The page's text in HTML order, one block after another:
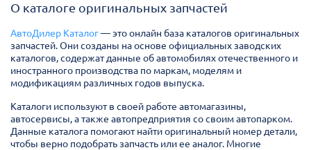
О каталоге оригинальных запчастей
АвтоДилер Каталог— это онлайн база каталогов оригинальных
запчастей. Они созданы на основе официальных заводских
каталогов, содержат данные об автомобилях отечественного и
иностранного производства по маркам, моделям и
модификациям различных годов выпуска.
Каталоги используют в своей работе автомагазины,
автосервисы, а также автопредприятия со своим автопарком.
Данные каталога помогают найти оригинальный номер детали,
чтобы верно подобрать запчасть или ее аналог. Многие